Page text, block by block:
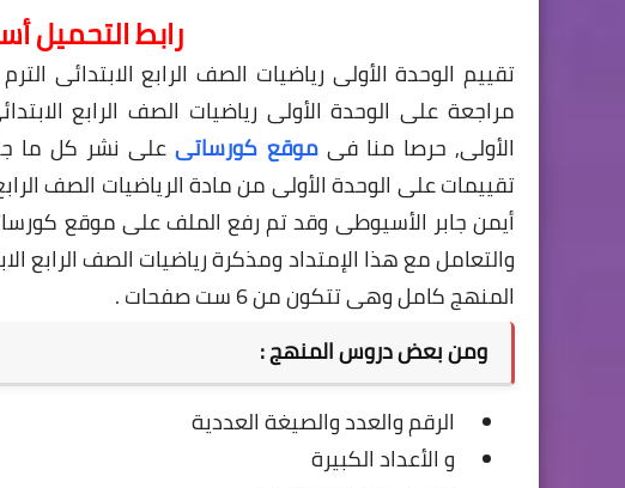
رابط التحميل
تقييم الوحدة الأولى رياضيات الصف الرابع الابتدائى
الأولى, حرصا منا فىموقع كورساتى
تقييمات على الوحدة الأولى من مادة الرياضيات الصف
أيمن جابر الأسيوطى
والتعامل مع هذا الإمتداد ومذكرة رياضيات الصف الرابع
المنهج كامل وهى تتكون من 6 ست صفحات .
ومن بعض دروس المنهج :
الرقم والعدد والصيغة العددية
و الأعداد الكبيرة